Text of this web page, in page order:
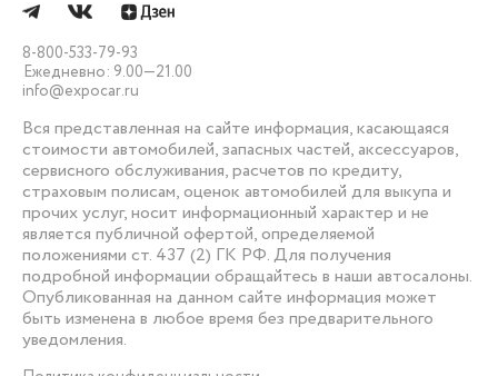
8-800-533-79-93
Ежедневно: 9.00—21.00
info@expocar.ru
Вся представленная на сайте информация, касающаяся
стоимости автомобилей, запасных частей, аксессуаров,
сервисного обслуживания, расчетов по кредиту,
страховым полисам, оценок автомобилей для выкупа и
прочих услуг, носит информационный характер и не
является публичной офертой, определяемой
положениями ст. 437 (2) ГК РФ. Для получения
подробной информации обращайтесь в наши автосалоны.
Опубликованная на данном сайте информация может
быть изменена в любое время без предварительного
уведомления.